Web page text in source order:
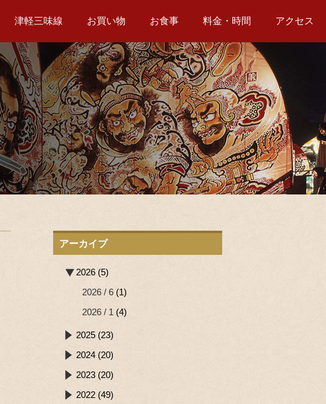
津軽三味線 お買い物 お食事 料金・時間 アクセス
アーカイブ
2026 (5)
2026 / 6 (1)
2026 / 1 (4)
2025 (23)
2024 (20)
2023 (20)
2022 (49)